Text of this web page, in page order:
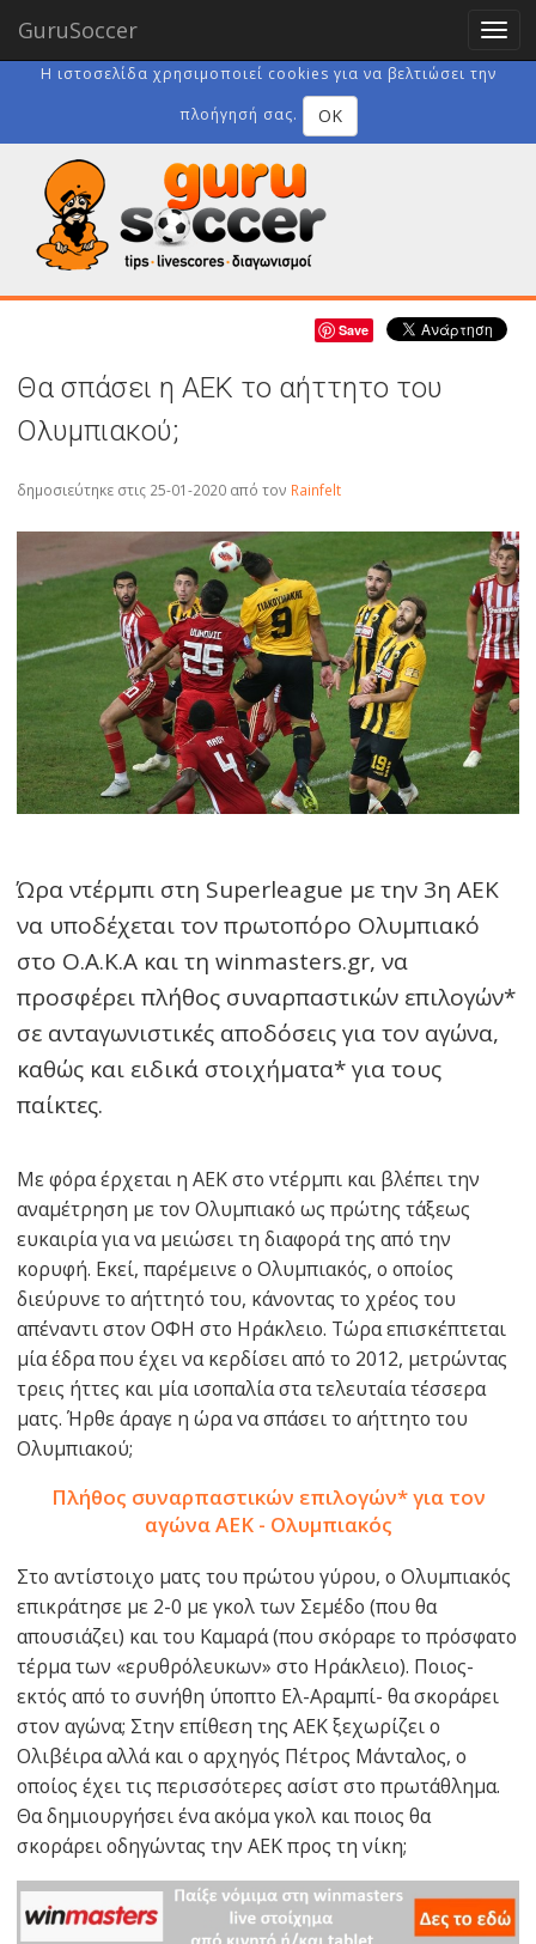
Η ιστοσελίδα χρησιμοποιεί cookies για να βελτιώσει την
πλοήγησή σας. OK
Save
Θα σπάσει η ΑΕΚ το αήττητο του
Ολυμπιακού;
δημοσιεύτηκε στις 25-01-2020 από τον Rainfelt
Ώρα ντέρμπι στη Superleague με την 3η ΑΕΚ
να υποδέχεται τον πρωτοπόρο Ολυμπιακό
στο Ο.Α.Κ.Α και τη winmasters.gr, να
προσφέρει πλήθος συναρπαστικών επιλογών*
σε ανταγωνιστικές αποδόσεις για τον αγώνα,
καθώς και ειδικά στοιχήματα* για τους
παίκτες.
Με φόρα έρχεται η ΑΕΚ στο ντέρμπι και βλέπει την
αναμέτρηση με τον Ολυμπιακό ως πρώτης τάξεως
ευκαιρία για να μειώσει τη διαφορά της από την
κορυφή. Εκεί, παρέμεινε ο Ολυμπιακός, ο οποίος
διεύρυνε το αήττητό του, κάνοντας το χρέος του
απέναντι στον ΟΦΗ στο Ηράκλειο. Τώρα επισκέπτεται
μία έδρα που έχει να κερδίσει από το 2012, μετρώντας
τρεις ήττες και μία ισοπαλία στα τελευταία τέσσερα
ματς. Ήρθε άραγε η ώρα να σπάσει το αήττητο του
Ολυμπιακού;
Πλήθος συναρπαστικών επιλογών* για τον
αγώνα ΑΕΚ - Ολυμπιακός
Στο αντίστοιχο ματς του πρώτου γύρου, ο Ολυμπιακός
επικράτησε με 2-0 με γκολ των Σεμέδο (που θα
απουσιάζει) και του Καμαρά (που σκόραρε το πρόσφατο
τέρμα των «ερυθρόλευκων» στο Ηράκλειο). Ποιος-
εκτός από το συνήθη ύποπτο Ελ-Αραμπί- θα σκοράρει
στον αγώνα; Στην επίθεση της ΑΕΚ ξεχωρίζει ο
Ολιβέιρα αλλά και ο αρχηγός Πέτρος Μάνταλος, ο
οποίος έχει τις περισσότερες ασίστ στο πρωτάθλημα.
Θα δημιουργήσει ένα ακόμα γκολ και ποιος θα
σκοράρει οδηγώντας την ΑΕΚ προς τη νίκη;
GuruSoccer